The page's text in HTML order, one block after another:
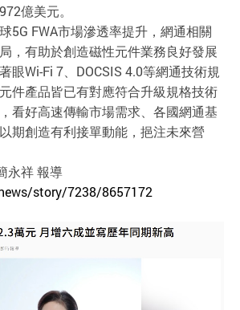
億美元。
5G FWA市場滲透率提升，網通相關
，有助於創造磁性元件業務良好發展
眼Wi-Fi 7、DOCSIS 4.0等網通技術規
件產品皆已有對應符合升級規格技術
看好高速傳輸市場需求、各國網通基
期創造有利接單動能，挹注未來營
永祥 報導
story/7238/8657172